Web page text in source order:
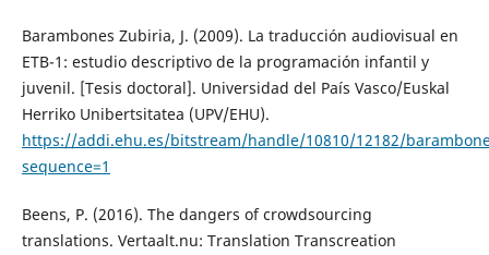
Barambones Zubiria, J. (2009). La traducción audiovisual en
ETB-1: estudio descriptivo de la programación infantil y
juvenil. [Tesis doctoral]. Universidad del País Vasco/Euskal
Herriko Unibertsitatea (UPV/EHU).
https://addi.ehu.es/bitstream/handle/10810/12182/
sequence=1
Beens, P. (2016). The dangers of crowdsourcing
translations. Vertaalt.nu: Translation Transcreation